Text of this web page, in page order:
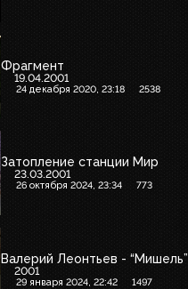
Фрагмент
19.04.2001
24 декабря 2020, 23:18 2538
Затопление станции Мир
23.03.2001
26 октября 2024, 23:34 773
Валерий Леонтьев - “Мишель”
2001
29 января 2024, 22:42 1497